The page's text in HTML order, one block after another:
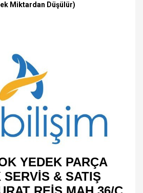
Miktardan Düşülür)
YEDEK PARÇA
SERVİS & SATIŞ